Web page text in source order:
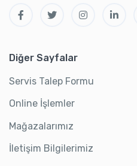
Diğer Sayfalar
Servis Talep Formu
Online İşlemler
Mağazalarımız
İletişim Bilgilerimiz